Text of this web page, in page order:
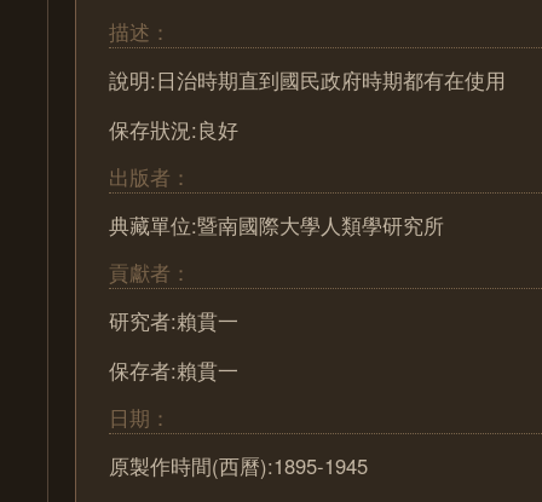
描述：
說明:日治時期直到國民政府時期都有在使用
保存狀況:良好
出版者：
典藏單位:暨南國際大學人類學研究所
貢獻者：
研究者:賴貫一
保存者:賴貫一
日期：
原製作時間(西曆):1895-1945